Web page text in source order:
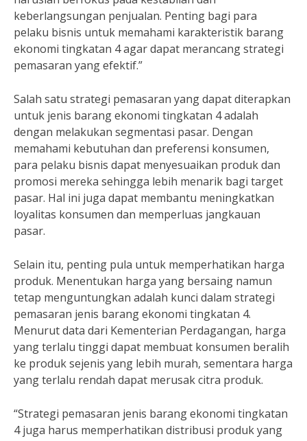
keberlangsungan penjualan. Penting bagi para
pelaku bisnis untuk memahami karakteristik barang
ekonomi tingkatan 4 agar dapat merancang strategi
pemasaran yang efektif.”
Salah satu strategi pemasaran yang dapat diterapkan
untuk jenis barang ekonomi tingkatan 4 adalah
dengan melakukan segmentasi pasar. Dengan
memahami kebutuhan dan preferensi konsumen,
para pelaku bisnis dapat menyesuaikan produk dan
promosi mereka sehingga lebih menarik bagi target
pasar. Hal ini juga dapat membantu meningkatkan
loyalitas konsumen dan memperluas jangkauan
pasar.
Selain itu, penting pula untuk memperhatikan harga
produk. Menentukan harga yang bersaing namun
tetap menguntungkan adalah kunci dalam strategi
pemasaran jenis barang ekonomi tingkatan 4.
Menurut data dari Kementerian Perdagangan, harga
yang terlalu tinggi dapat membuat konsumen beralih
ke produk sejenis yang lebih murah, sementara harga
yang terlalu rendah dapat merusak citra produk.
“Strategi pemasaran jenis barang ekonomi tingkatan
4 juga harus memperhatikan distribusi produk yang